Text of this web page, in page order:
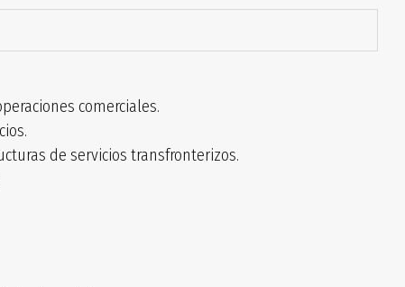
comerciales.
de servicios transfronterizos.